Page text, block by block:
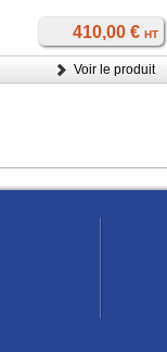
410,00 € HT
Voir le produit